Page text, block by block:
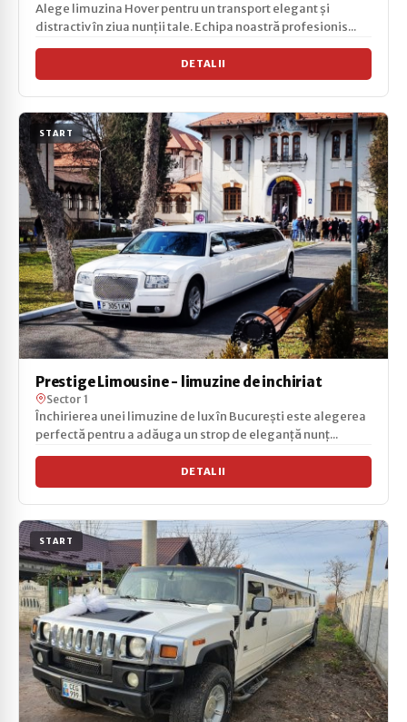
Alege limuzina Hover pentru un transport elegant și
distractiv în ziua nunții tale. Echipa noastră profesionis...
DETALII
START
Prestige Limousine - limuzine de inchiriat
Sector 1
Închirierea unei limuzine de lux în București este alegerea
perfectă pentru a adăuga un strop de eleganță nunț...
DETALII
START